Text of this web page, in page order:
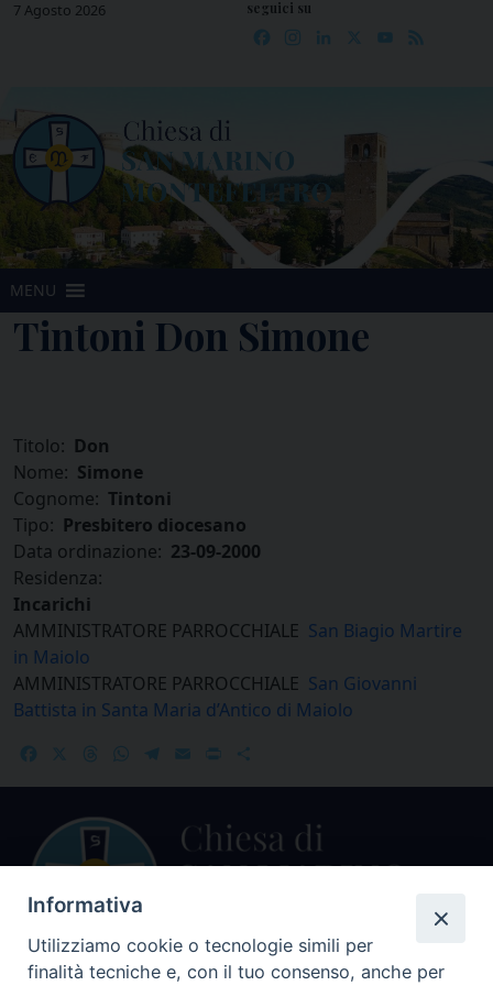
Skip7 Agosto 2026 seguici su
Facebook
Instagram
LinkedIn YouTube
MENU
Tintoni Don Simone
Titolo: Don
Nome: Simone
Cognome: Tintoni
Tipo: Presbitero diocesano
Data ordinazione: 23-09-2000
Residenza:
Incarichi
AMMINISTRATORE PARROCCHIALE San Biagio Martire
in Maiolo
AMMINISTRATORE PARROCCHIALE San Giovanni
Battista in Santa Maria d’Antico di Maiolo
FacebookThreadsWhatsApp
Telegram
EmailPrint
Informativa
Utilizziamo cookie o tecnologie simili per
finalità tecniche e, con il tuo consenso, anche per